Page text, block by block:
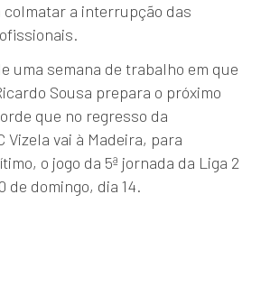
a interrupção das
uma semana de trabalho em que
Sousa prepara o próximo
que no regresso da
Vizela vai à Madeira, para
o jogo da 5ª jornada da Liga 2
de domingo, dia 14.